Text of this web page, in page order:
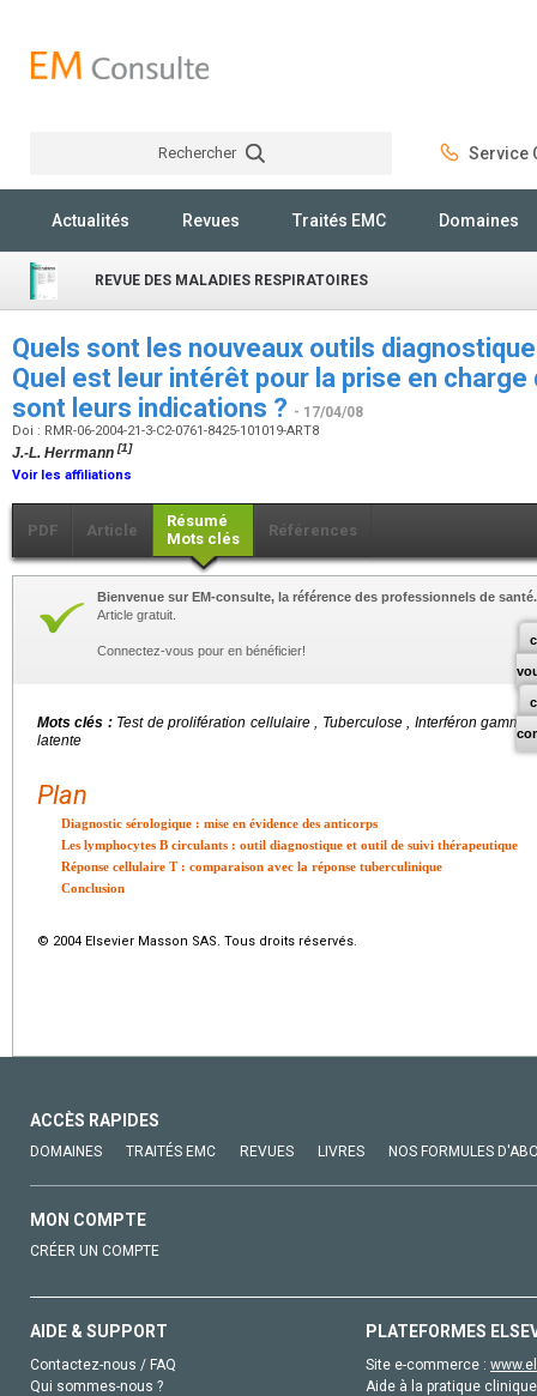
Rechercher Service
Actualités Revues Traités EMC Domaines
REVUE DES MALADIES RESPIRATOIRES
Quels sont les nouveaux outils
Quel est leur intérêt pour la prise en charge
sont leurs indications ? - 17/04/08
Doi : RMR-06-2004-21-3-C2-0761-8425-101019-ART8
J.-L. Herrmann [1]
Voir les affiliations
PDF Article
Résumé
Mots clés
Références
Bienvenue sur EM-consulte, la référence des professionnels de santé.
Article gratuit.
Connectez-vous pour en bénéficier!
Mots clés : Test de prolifération cellulaire , Tuberculose , Interféron
latente
Plan
Diagnostic sérologique : mise en évidence des anticorps
Les lymphocytes B circulants : outil diagnostique et outil de suivi thérapeutique
Réponse cellulaire T : comparaison avec la réponse tuberculinique
Conclusion
© 2004 Elsevier Masson SAS. Tous droits réservés.
ACCÈS RAPIDES
DOMAINES TRAITÉS EMC REVUES LIVRES NOS FORMULES
MON COMPTE
CRÉER UN COMPTE
AIDE & SUPPORT
Contactez-nous / FAQ
Qui sommes-nous ?
PLATEFORMES
Site e-commerce :
Aide à la pratique